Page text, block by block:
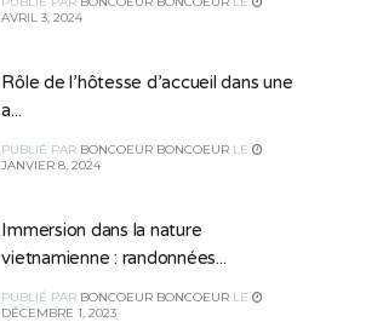
AVRIL 3, 2024
Rôle de l’hôtesse d’accueil dans une
a...
PUBLIÉ PAR BONCOEUR BONCOEUR LE
JANVIER 8, 2024
Immersion dans la nature
vietnamienne : randonnées...
PUBLIÉ PAR BONCOEUR BONCOEUR LE
DÉCEMBRE 1, 2023